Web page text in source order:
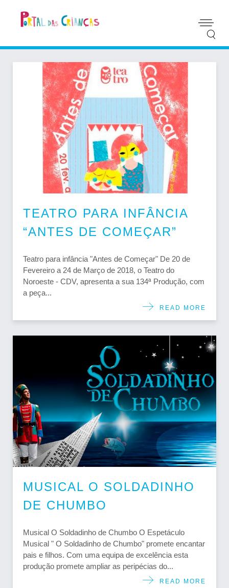
TEATRO PARA INFÂNCIA
“ANTES DE COMEÇAR”
Teatro para infância "Antes de Começar" De 20 de
Fevereiro a 24 de Março de 2018, o Teatro do
Noroeste - CDV, apresenta a sua 134ª Produção, com
a peça...
READ MORE
MUSICAL O SOLDADINHO
DE CHUMBO
Musical O Soldadinho de Chumbo O Espetáculo
Musical " O Soldadinho de Chumbo" promete encantar
pais e filhos. Com uma equipa de excelência esta
produção promete ampliar as peripécias do...
READ MORE